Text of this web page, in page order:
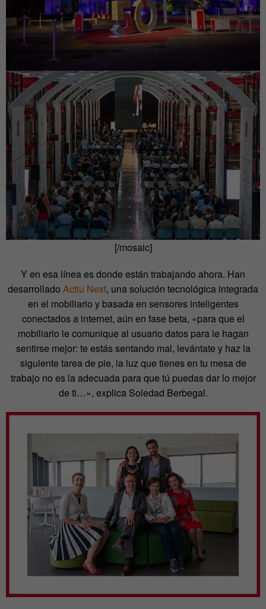
[/mosaic]
Y en esa línea es donde están trabajando ahora. Han
desarrollado Actiu Next, una solución tecnológica integrada
en el mobiliario y basada en sensores inteligentes
conectados a internet, aún en fase beta, «para que el
mobiliario le comunique al usuario datos para le hagan
sentirse mejor: te estás sentando mal, levántate y haz la
siguiente tarea de pie, la luz que tienes en tu mesa de
trabajo no es la adecuada para que tú puedas dar lo mejor
de ti…», explica Soledad Berbegal.